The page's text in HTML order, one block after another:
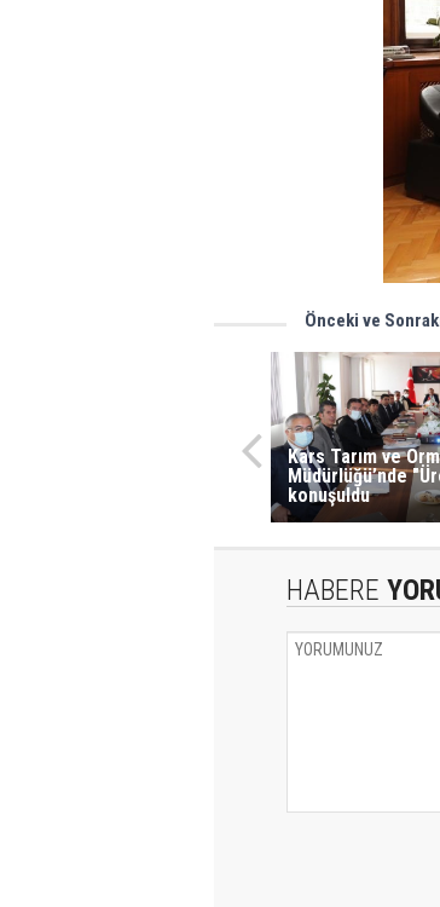
Önceki ve
Kars Tarım ve
Müdürlüğü’nde
konuşuldu
HABERE